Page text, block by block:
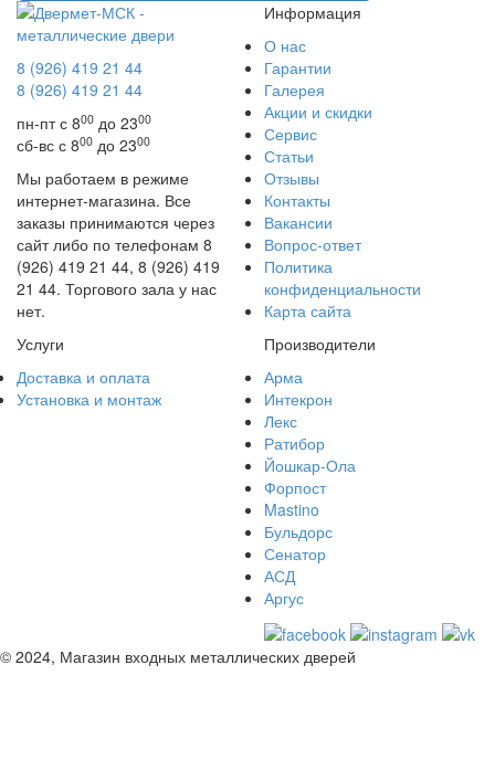
8 (926) 419 21 44
8 (926) 419 21 44
пн-пт с 800 до 2300
сб-вс с 800 до 2300
Мы работаем в режиме
интернет-магазина. Все
заказы принимаются через
сайт либо по телефонам 8
(926) 419 21 44, 8 (926) 419
21 44. Торгового зала у нас
нет.
Информация
О нас
Гарантии
Галерея
Акции и скидки
Сервис
Статьи
Отзывы
Контакты
Вакансии
Вопрос-ответ
Политика
конфиденциальности
Карта сайта
Услуги
Доставка и оплата
Установка и монтаж
Производители
Арма
Интекрон
Лекс
Ратибор
Йошкар-Ола
Форпост
Mastino
Бульдорс
Сенатор
АСД
Аргус
© 2024, Магазин входных металлических дверей